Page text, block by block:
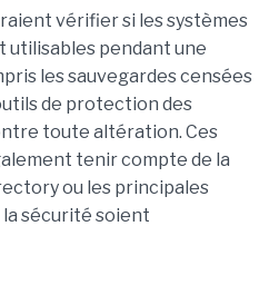
vérifier si les systèmes
pendant une
les sauvegardes censées
de protection des
toute altération. Ces
tenir compte de la
ou les principales
sécurité soient